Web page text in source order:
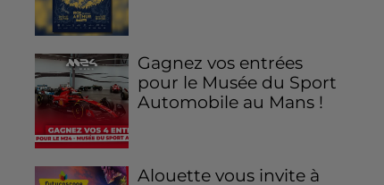
Gagnez vos entrées
pour le Musée du Sport
Automobile au Mans !
Alouette vous invite à